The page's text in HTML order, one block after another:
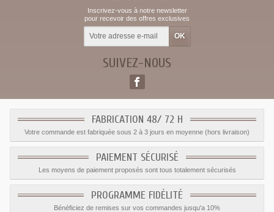
Inscrivez-vous à notre newsletter
pour recevoir des offres exclusives
SUIVEZ-NOUS
FABRICATION 48/ 72 H
Votre commande est fabriquée sous 2 à 3 jours en moyenne (hors livraison)
PAIEMENT SÉCURISÉ
Les moyens de paiement proposés sont tous totalement sécurisés
PROGRAMME FIDÉLITÉ
Bénéficiez de remises sur vos commandes jusqu'a 10%